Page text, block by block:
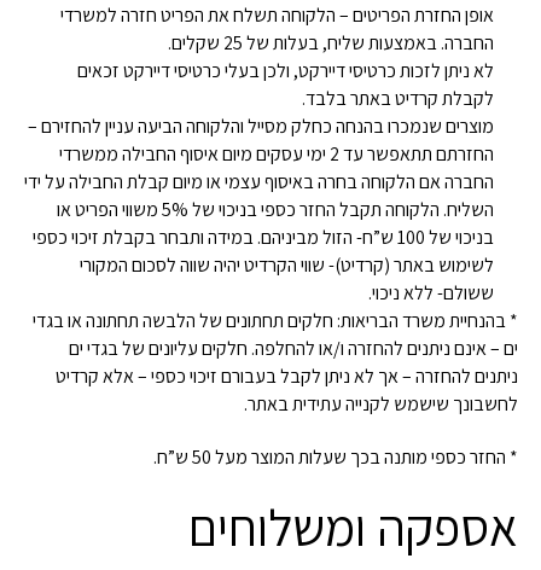
אופן החזרת הפריטים – הלקוחה תשלח את הפריט חזרה למשרדי
החברה. באמצעות שליח, בעלות של 25 שקלים.
לא ניתן לזכות כרטיסי דיירקט, ולכן בעלי כרטיסי דיירקט זכאים
לקבלת קרדיט באתר בלבד.
מוצרים שנמכרו בהנחה כחלק מסייל והלקוחה הביעה עניין להחזירם –
החזרתם תתאפשר עד 2 ימי עסקים מיום איסוף החבילה ממשרדי
החברה אם הלקוחה בחרה באיסוף עצמי או מיום קבלת החבילה על ידי
השליח. הלקוחה תקבל החזר כספי בניכוי של 5% משווי הפריט או
בניכוי של 100 ש”ח- הזול מביניהם. במידה ותבחר בקבלת זיכוי כספי
לשימוש באתר (קרדיט)- שווי הקרדיט יהיה שווה לסכום המקורי
ששולם- ללא ניכוי.
* בהנחיית משרד הבריאות: חלקים תחתונים של הלבשה תחתונה או בגדי
ים – אינם ניתנים להחזרה ו/או להחלפה. חלקים עליונים של בגדי ים
ניתנים להחזרה – אך לא ניתן לקבל בעבורם זיכוי כספי – אלא קרדיט
לחשבונך שישמש לקנייה עתידית באתר.
* החזר כספי מותנה בכך שעלות המוצר מעל 50 ש”ח.
אספקה ומשלוחים